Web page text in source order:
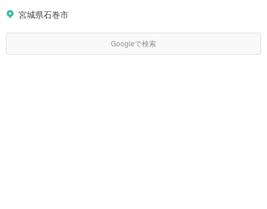
宮城県石巻市
Googleで検索